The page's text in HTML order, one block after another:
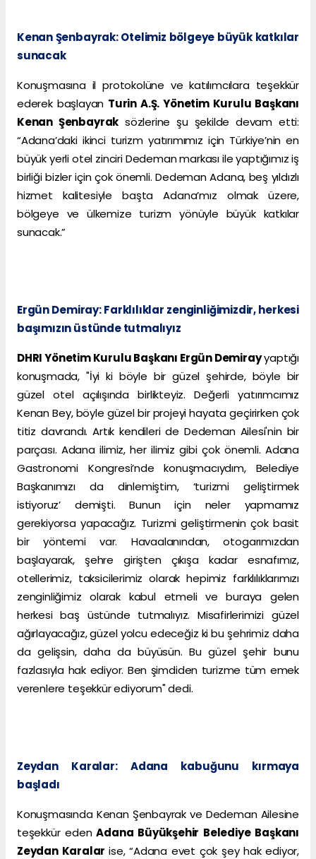
Kenan Şenbayrak: Otelimiz bölgeye büyük katkılar
sunacak
Konuşmasına il protokolüne ve katılımcılara teşekkür
ederek başlayan Turin A.Ş. Yönetim Kurulu Başkanı
Kenan Şenbayrak sözlerine şu şekilde devam etti:
“Adana’daki ikinci turizm yatırımımız için Türkiye’nin en
büyük yerli otel zinciri Dedeman markası ile yaptığımız iş
birliği bizler için çok önemli. Dedeman Adana, beş yıldızlı
hizmet kalitesiyle başta Adana’mız olmak üzere,
bölgeye ve ülkemize turizm yönüyle büyük katkılar
sunacak.”
Ergün Demiray: Farklılıklar zenginliğimizdir, herkesi
başımızın üstünde tutmalıyız
DHRI Yönetim Kurulu Başkanı Ergün Demirayyaptığı
konuşmada, "İyi ki böyle bir güzel şehirde, böyle bir
güzel otel açılışında birlikteyiz. Değerli yatırımcımız
Kenan Bey, böyle güzel bir projeyi hayata geçirirken çok
titiz davrandı. Artık kendileri de Dedeman Ailesi'nin bir
parçası. Adana ilimiz, her ilimiz gibi çok önemli. Adana
Gastronomi Kongresi’nde konuşmacıydım, Belediye
Başkanımızı da dinlemiştim, ‘turizmi geliştirmek
istiyoruz’ demişti. Bunun için neler yapmamız
gerekiyorsa yapacağız. Turizmi geliştirmenin çok basit
bir yöntemi var. Havaalanından, otogarımızdan
başlayarak, şehre girişten çıkışa kadar esnafımız,
otellerimiz, taksicilerimiz olarak hepimiz farklılıklarımızı
zenginliğimiz olarak kabul etmeli ve buraya gelen
herkesi baş üstünde tutmalıyız. Misafirlerimizi güzel
ağırlayacağız, güzel yolcu edeceğiz ki bu şehrimiz daha
da gelişsin, daha da büyüsün. Bu güzel şehir bunu
fazlasıyla hak ediyor. Ben şimdiden turizme tüm emek
verenlere teşekkür ediyorum" dedi.
Zeydan Karalar: Adana kabuğunu kırmaya
başladı
Konuşmasında Kenan Şenbayrak ve Dedeman Ailesine
teşekkür edenAdana Büyükşehir Belediye Başkanı
Zeydan Karalarise, “Adana evet çok şey hak ediyor,